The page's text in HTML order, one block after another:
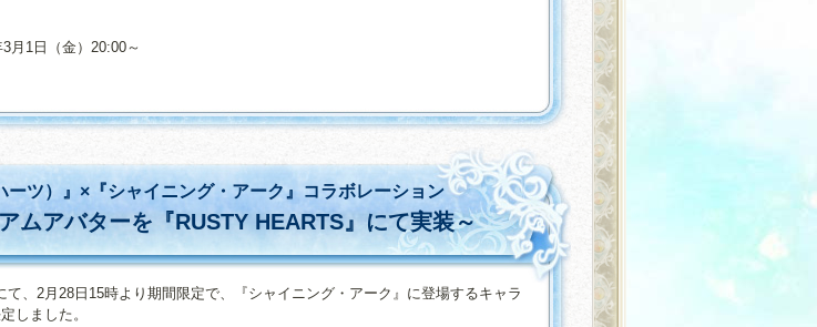
月1日（金）20:00～
ーツ）』×『シャイニング・アーク』コラボレーション
ムアバターを『RUSTY HEARTS』にて実装～
、2月28日15時より期間限定で、『シャイニング・アーク』に登場するキャラ
しました。